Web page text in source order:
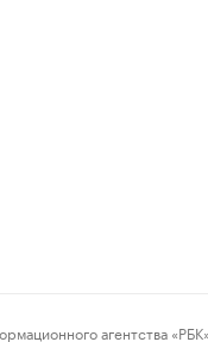
агентства «РБК»